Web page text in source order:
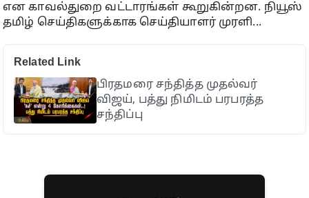
என காவல்துறை வட்டாரங்கள் கூறுகின்றன. நியூஸ்
தமிழ் செய்திகளுக்காக செய்தியாளர் முரளி...
Related Link
பிரதமரை சந்தித்த முதல்வர்
விஜய், பத்து நிமிடம் பரபரத்த
சந்திப்பு